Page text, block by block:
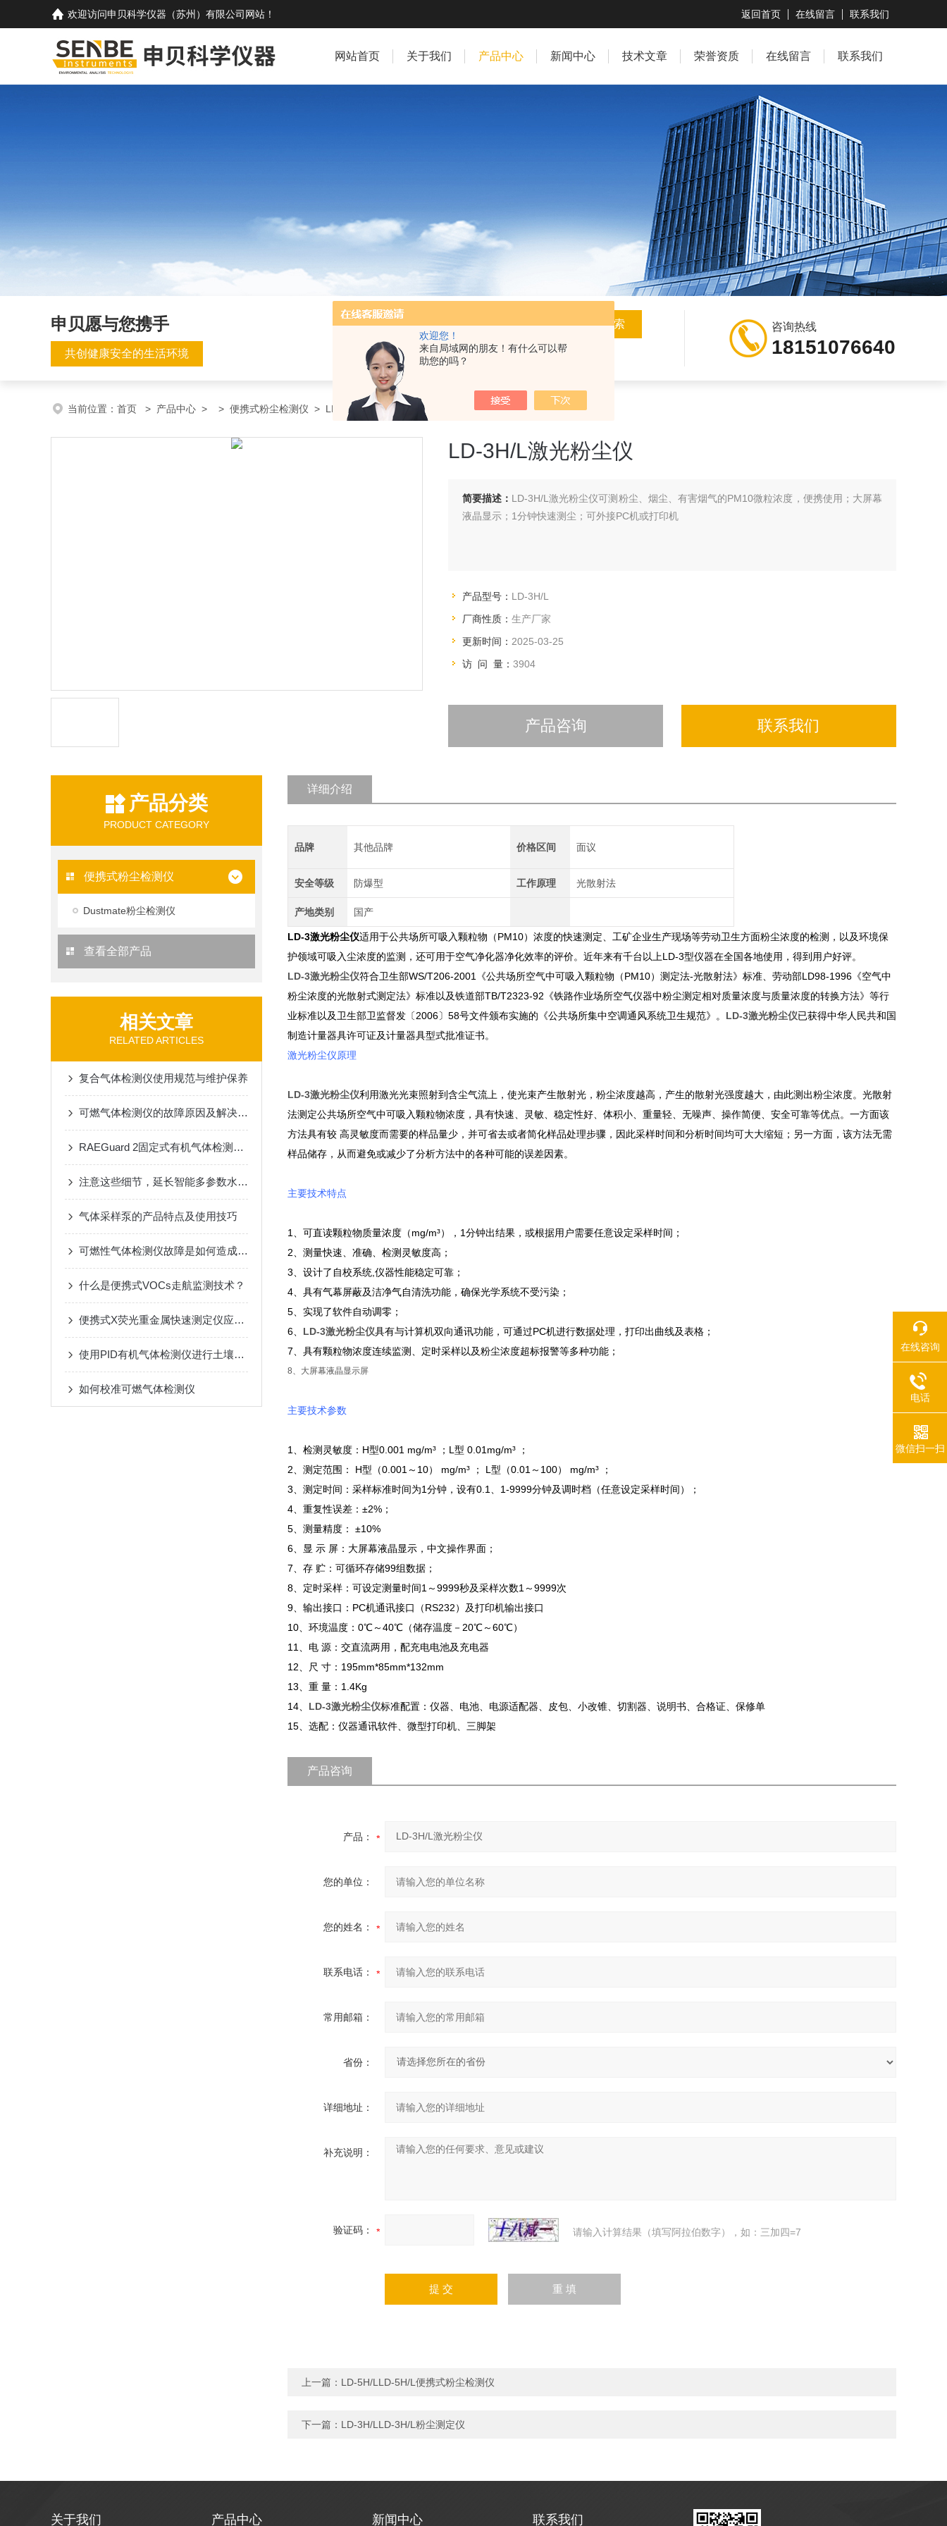
欢迎您！
来自局域网的朋友！有什么可以帮
助您的吗？
欢迎访问申贝科学仪器（苏州）有限公司 网站！ 返回首页 在线留言 联系我们
网站首页 关于我们 产品中心 新闻中心 技术文章 荣誉资质 在线留言 联系我们
申贝愿与您携手
共创健康安全的生活环境
咨询热线
18151076640
当前位置： 首页 > 产品中心 > > 便携式粉尘检测仪 > LD-3H/LLD-3H/L激光粉尘仪
LD-3H/L激光粉尘仪
简要描述： LD-3H/L激光粉尘仪可测粉尘、烟尘、有害烟气的PM10微粒浓度，便携使用；大屏幕
液晶显示；1分钟快速测尘；可外接PC机或打印机
产品型号： LD-3H/L
厂商性质： 生产厂家
更新时间： 2025-03-25
访 问 量： 3904
产品咨询 联系我们
产品分类
PRODUCT CATEGORY
便携式粉尘检测仪
Dustmate粉尘检测仪
查看全部产品
相关文章
RELATED ARTICLES
复合气体检测仪使用规范与维护保养
可燃气体检测仪的故障原因及解决方法
RAEGuard 2固定式有机气体检测仪介绍
注意这些细节，延长智能多参数水质分析仪使用寿命
气体采样泵的产品特点及使用技巧
可燃性气体检测仪故障是如何造成的？
什么是便携式VOCs走航监测技术？
便携式X荧光重金属快速测定仪应用领域
使用PID有机气体检测仪进行土壤气体分析
如何校准可燃气体检测仪
详细介绍
品牌 其他品牌 价格区间 面议
安全等级 防爆型 工作原理 光散射法
产地类别 国产
LD-3激光粉尘仪适用于公共场所可吸入颗粒物（PM10）浓度的快速测定、工矿企业生产现场等劳动卫生方面粉尘浓度的检测，以及环境保
护领域可吸入尘浓度的监测，还可用于空气净化器净化效率的评价。近年来有千台以上LD-3型仪器在全国各地使用，得到用户好评。
LD-3激光粉尘仪符合卫生部WS/T206-2001《公共场所空气中可吸入颗粒物（PM10）测定法-光散射法》标准、劳动部LD98-1996《空气中
粉尘浓度的光散射式测定法》标准以及铁道部TB/T2323-92《铁路作业场所空气仪器中粉尘测定相对质量浓度与质量浓度的转换方法》等行
业标准以及卫生部卫监督发〔2006〕58号文件颁布实施的《公共场所集中空调通风系统卫生规范》。 LD-3激光粉尘仪已获得中华人民共和国
制造计量器具许可证及计量器具型式批准证书。
激光粉尘仪原理
LD-3激光粉尘仪利用激光光束照射到含尘气流上，使光束产生散射光，粉尘浓度越高，产生的散射光强度越大，由此测出粉尘浓度。光散射
法测定公共场所空气中可吸入颗粒物浓度，具有快速、灵敏、稳定性好、体积小、重量轻、无噪声、操作简便、安全可靠等优点。一方面该
方法具有较 高灵敏度而需要的样品量少，并可省去或者简化样品处理步骤，因此采样时间和分析时间均可大大缩短；另一方面，该方法无需
样品储存，从而避免或减少了分析方法中的各种可能的误差因素。
主要技术特点
1、可直读颗粒物质量浓度（mg/m³），1分钟出结果，或根据用户需要任意设定采样时间；
2、测量快速、准确、检测灵敏度高；
3、设计了自校系统,仪器性能稳定可靠；
4、具有气幕屏蔽及洁净气自清洗功能，确保光学系统不受污染；
5、实现了软件自动调零；
6、 LD-3激光粉尘仪具有与计算机双向通讯功能，可通过PC机进行数据处理，打印出曲线及表格；
7、具有颗粒物浓度连续监测、定时采样以及粉尘浓度超标报警等多种功能；
8、大屏幕液晶显示屏
主要技术参数
1、检测灵敏度：H型0.001 mg/m³ ；L型 0.01mg/m³ ；
2、测定范围： H型（0.001～10） mg/m³ ； L型（0.01～100） mg/m³ ；
3、测定时间：采样标准时间为1分钟，设有0.1、1-9999分钟及调时档（任意设定采样时间）；
4、重复性误差：±2%；
5、测量精度： ±10%
6、显 示 屏：大屏幕液晶显示，中文操作界面；
7、存 贮：可循环存储99组数据；
8、定时采样：可设定测量时间1～9999秒及采样次数1～9999次
9、输出接口：PC机通讯接口（RS232）及打印机输出接口
10、环境温度：0℃～40℃（储存温度－20℃～60℃）
11、电 源：交直流两用，配充电电池及充电器
12、尺 寸： 195mm*85mm*132mm
13、重 量：1.4Kg
14、 LD-3激光粉尘仪标准配置：仪器、电池、电源适配器、皮包、小改锥、切割器、说明书、合格证、保修单
15、选配：仪器通讯软件、微型打印机、三脚架
产品咨询
产品：
您的单位：
您的姓名：
联系电话：
常用邮箱：
省份：
详细地址：
补充说明：
验证码： 请输入计算结果（填写阿拉伯数字），如：三加四=7
上一篇： LD-5H/LLD-5H/L便携式粉尘检测仪
下一篇： LD-3H/LLD-3H/L粉尘测定仪
关于我们 产品中心 新闻中心 联系我们
在线咨询
电话
微信扫一扫